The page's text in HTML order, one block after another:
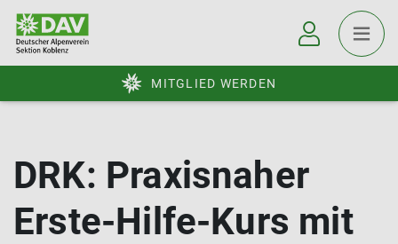
MITGLIED WERDEN
DRK: Praxisnaher
Erste-Hilfe-Kurs mit